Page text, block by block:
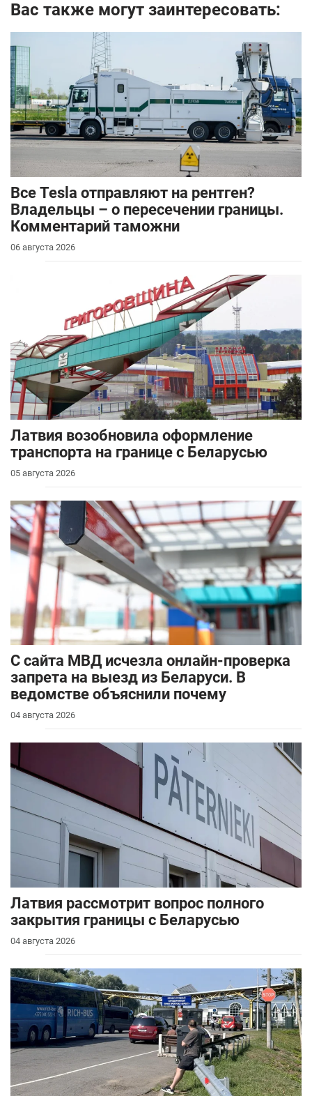
Вас также могут заинтересовать:
Все Tesla отправляют на рентген?
Владельцы – о пересечении границы.
Комментарий таможни
06 августа 2026
Латвия возобновила оформление
транспорта на границе с Беларусью
05 августа 2026
С сайта МВД исчезла онлайн-проверка
запрета на выезд из Беларуси. В
ведомстве объяснили почему
04 августа 2026
Латвия рассмотрит вопрос полного
закрытия границы с Беларусью
04 августа 2026